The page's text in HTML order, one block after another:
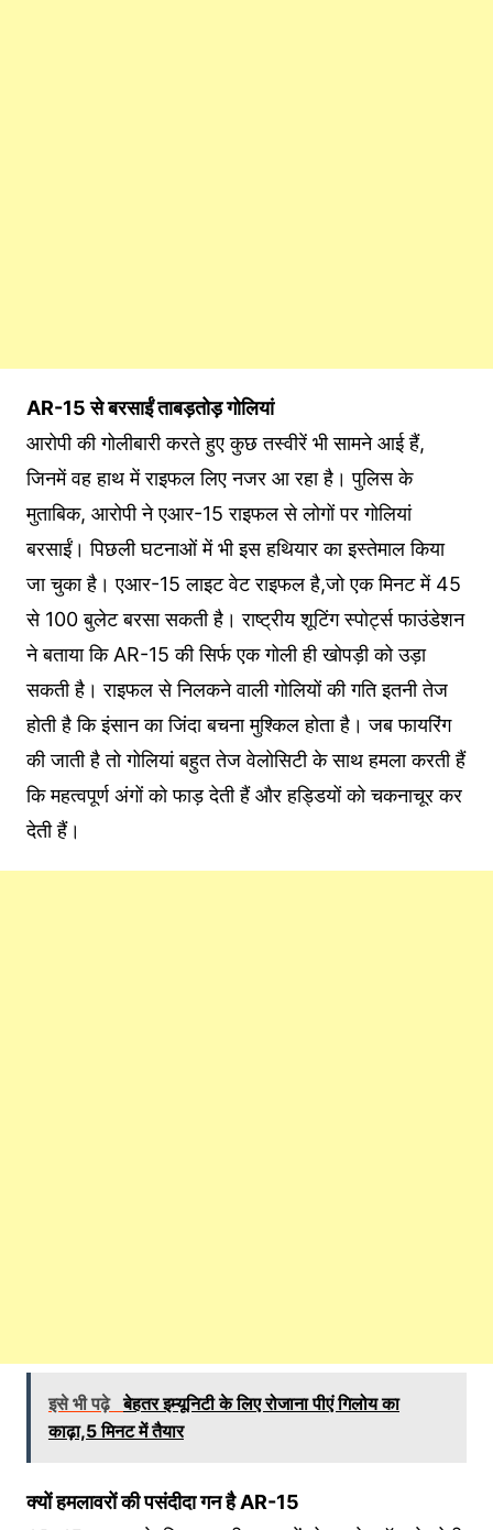
AR-15 से बरसाईं ताबड़तोड़ गोलियां
आरोपी की गोलीबारी करते हुए कुछ तस्वीरें भी सामने आई हैं,
जिनमें वह हाथ में राइफल लिए नजर आ रहा है। पुलिस के
मुताबिक, आरोपी ने एआर-15 राइफल से लोगों पर गोलियां
बरसाईं। पिछली घटनाओं में भी इस हथियार का इस्तेमाल किया
जा चुका है। एआर-15 लाइट वेट राइफल है,जो एक मिनट में 45
से 100 बुलेट बरसा सकती है। राष्ट्रीय शूटिंग स्पोर्ट्स फाउंडेशन
ने बताया कि AR-15 की सिर्फ एक गोली ही खोपड़ी को उड़ा
सकती है। राइफल से निलकने वाली गोलियों की गति इतनी तेज
होती है कि इंसान का जिंदा बचना मुश्किल होता है। जब फायरिंग
की जाती है तो गोलियां बहुत तेज वेलोसिटी के साथ हमला करती हैं
कि महत्वपूर्ण अंगों को फाड़ देती हैं और हड्डियों को चकनाचूर कर
देती हैं।
इसे भी पढ़े बेहतर इम्यूनिटी के लिए रोजाना पीएं गिलोय का
काढ़ा,5 मिनट में तैयार
क्यों हमलावरों की पसंदीदा गन है AR-15